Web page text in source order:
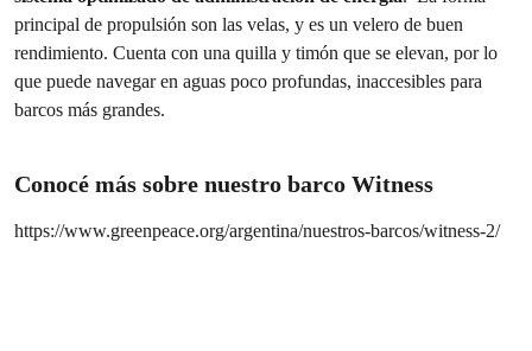
principal de propulsión son las velas, y es un velero de buen
rendimiento. Cuenta con una quilla y timón que se elevan, por lo
que puede navegar en aguas poco profundas, inaccesibles para
barcos más grandes.
Conocé más sobre nuestro barco Witness
https://www.greenpeace.org/argentina/nuestros-barcos/witness-2/